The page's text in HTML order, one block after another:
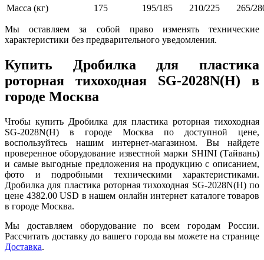
Масса (кг)
175 195/185 210/225 265/
Мы оставляем за собой право изменять технические
характеристики без предварительного уведомления.
Купить Дробилка для пластика
роторная тихоходная SG-2028N(H) в
городе Москва
Чтобы купить Дробилка для пластика роторная тихоходная
SG-2028N(H) в городе Москва по доступной цене,
воспользуйтесь нашим интернет-магазином. Вы найдете
проверенное оборудование известной марки SHINI (Тайвань)
и самые выгодные предложения на продукцию с описанием,
фото и подробными техническими характеристиками.
Дробилка для пластика роторная тихоходная SG-2028N(H) по
цене 4382.00 USD в нашем онлайн интернет каталоге товаров
в городе Москва.
Мы доставляем оборудование по всем городам России.
Рассчитать доставку до вашего города вы можете на странице
Доставка.